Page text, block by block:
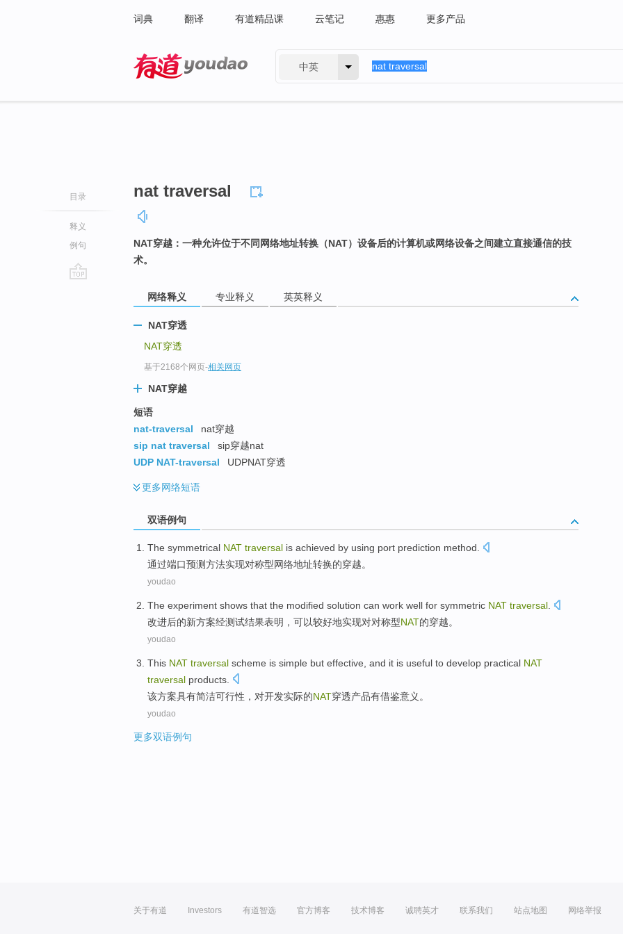
词典 翻译 有道精品课 云笔记 惠惠 更多产品
中英
目录
释义
例句
nat traversal
NAT穿越：一种允许位于不同网络地址转换（NAT）设备后的计算机或网络设备之间建立直接通信的技
术。
网络释义 专业释义 英英释义
NAT穿透
NAT穿透
基于2168个网页-相关网页
NAT穿越
短语
nat-traversal
nat穿越
sip nat traversal
sip穿越nat
UDP NAT-traversal
UDPNAT穿透
更多网络短语
双语例句
The symmetrical NAT traversal is achieved by using port prediction method
通过端口预测方法实现对称型网络地址转换的穿越。
youdao
The experiment shows that the modified solution can work well for symmetric NAT traversal
改进后的新方案经测试结果表明 ， 可以较好地实现对对称型NAT的穿越。
youdao
This NAT traversal scheme is simple but effective , and it is useful to develop practical NAT
traversal products
该方案具有简洁可行性 ， 对开发实际的NAT穿透产品有借鉴意义。
youdao
更多双语例句
关于有道 Investors 有道智选 官方博客 技术博客 诚聘英才 联系我们 站点地图 网络举报